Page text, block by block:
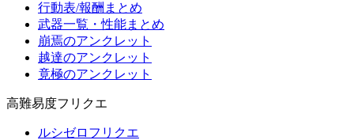
行動表/報酬まとめ
武器一覧・性能まとめ
崩焉のアンクレット
越達のアンクレット
竟極のアンクレット
高難易度フリクエ
ルシゼロフリクエ